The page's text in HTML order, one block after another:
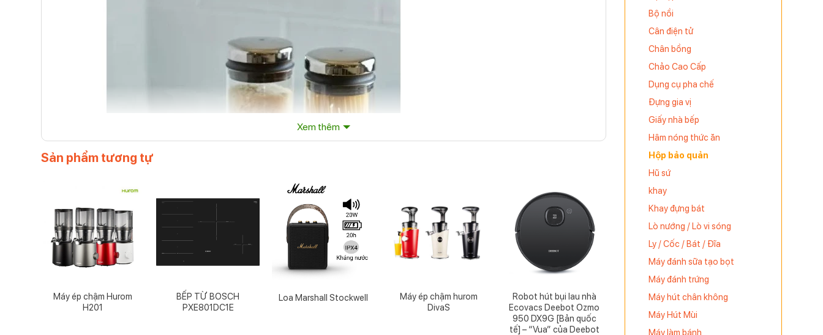
Bộ nồi
Cân điện tử
Chân bồng
Chảo Cao Cấp
Dụng cụ pha chế
Đựng gia vị
Giấy nhà bếp
Hâm nóng thức ăn
Hộp bảo quản
Hũ sứ
khay
Khay đựng bát
Lò nướng / Lò vi sóng
Ly / Cốc / Bát / Đĩa
Máy đánh sữa tạo bọt
Máy đánh trứng
Máy hút chân không
Máy Hút Mùi
Máy làm bánh
Xem thêm
Sản phẩm tương tự
Máy ép chậm Hurom
H201
BẾP TỪ BOSCH
PXE801DC1E
Loa Marshall Stockwell
Máy ép chậm hurom
DivaS
Robot hút bụi lau nhà
Ecovacs Deebot Ozmo
950 DX9G [Bản quốc
tế] – “Vua” của Deebot